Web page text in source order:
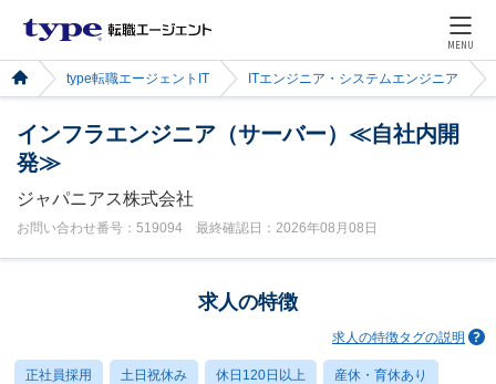
MENU
type転職エージェントIT ITエンジニア・システムエンジニア
インフラエンジニア（サーバー）≪自社内開
発≫
ジャパニアス株式会社
お問い合わせ番号：519094 最終確認日：2026年08月08日
求人の特徴
求人の特徴タグの説明
正社員採用 土日祝休み 休日120日以上 産休・育休あり